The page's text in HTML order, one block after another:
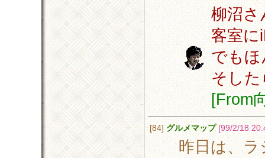
柳沼さ
客室に
でも
そした
[From
[84] グルメマップ [99/2/18
昨日は、